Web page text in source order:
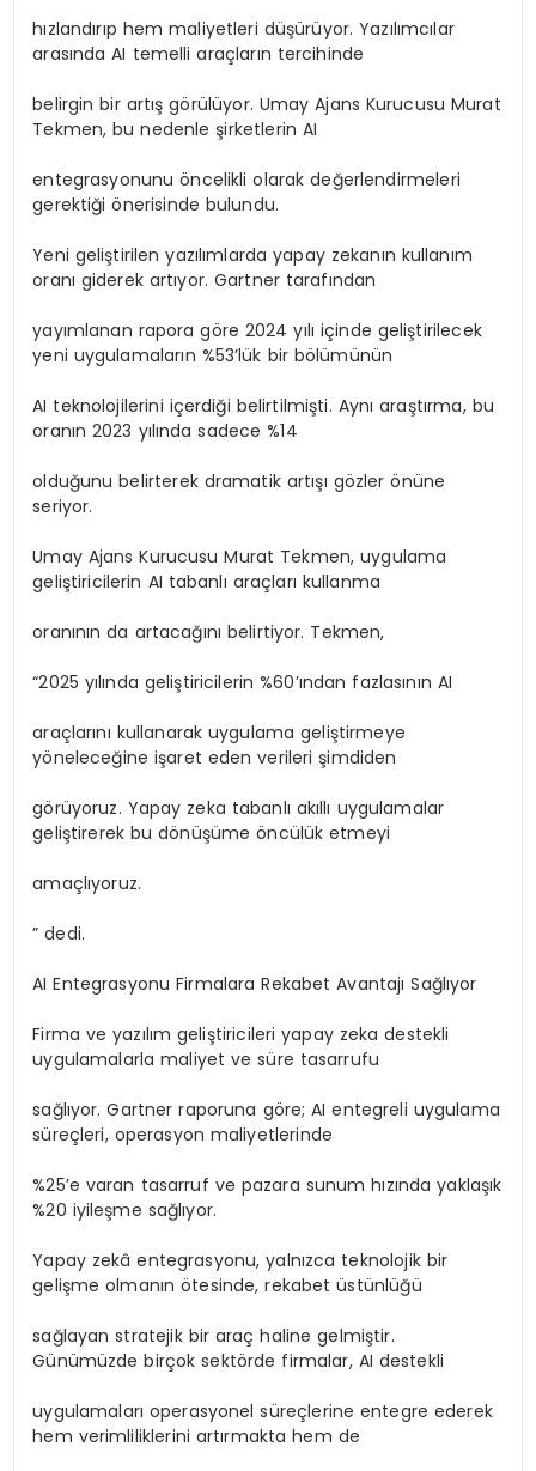
hızlandırıp hem maliyetleri düşürüyor. Yazılımcılar
arasında AI temelli araçların tercihinde
belirgin bir artış görülüyor. Umay Ajans Kurucusu Murat
Tekmen, bu nedenle şirketlerin AI
entegrasyonunu öncelikli olarak değerlendirmeleri
gerektiği önerisinde bulundu.
Yeni geliştirilen yazılımlarda yapay zekanın kullanım
oranı giderek artıyor. Gartner tarafından
yayımlanan rapora göre 2024 yılı içinde geliştirilecek
yeni uygulamaların %53’lük bir bölümünün
AI teknolojilerini içerdiği belirtilmişti. Aynı araştırma, bu
oranın 2023 yılında sadece %14
olduğunu belirterek dramatik artışı gözler önüne
seriyor.
Umay Ajans Kurucusu Murat Tekmen, uygulama
geliştiricilerin AI tabanlı araçları kullanma
oranının da artacağını belirtiyor. Tekmen,
“2025 yılında geliştiricilerin %60’ından fazlasının AI
araçlarını kullanarak uygulama geliştirmeye
yöneleceğine işaret eden verileri şimdiden
görüyoruz. Yapay zeka tabanlı akıllı uygulamalar
geliştirerek bu dönüşüme öncülük etmeyi
amaçlıyoruz.
” dedi.
AI Entegrasyonu Firmalara Rekabet Avantajı Sağlıyor
Firma ve yazılım geliştiricileri yapay zeka destekli
uygulamalarla maliyet ve süre tasarrufu
sağlıyor. Gartner raporuna göre; AI entegreli uygulama
süreçleri, operasyon maliyetlerinde
%25’e varan tasarruf ve pazara sunum hızında yaklaşık
%20 iyileşme sağlıyor.
Yapay zekâ entegrasyonu, yalnızca teknolojik bir
gelişme olmanın ötesinde, rekabet üstünlüğü
sağlayan stratejik bir araç haline gelmiştir.
Günümüzde birçok sektörde firmalar, AI destekli
uygulamaları operasyonel süreçlerine entegre ederek
hem verimliliklerini artırmakta hem de